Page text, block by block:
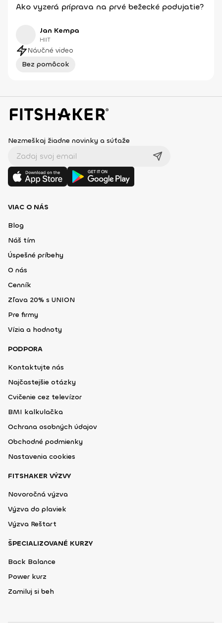
Ako vyzerá príprava na prvé bežecké podujatie?
Jan Kempa
HIIT
Náučné video
Bez pomôcok
Nezmeškaj žiadne novinky a súťaže
VIAC O NÁS
Blog
Náš tím
Úspešné príbehy
O nás
Cenník
Zľava 20% s UNION
Pre firmy
Vízia a hodnoty
PODPORA
Kontaktujte nás
Najčastejšie otázky
Cvičenie cez televízor
BMI kalkulačka
Ochrana osobných údajov
Obchodné podmienky
Nastavenia cookies
FITSHAKER VÝZVY
Novoročná výzva
Výzva do plaviek
Výzva Reštart
ŠPECIALIZOVANÉ KURZY
Back Balance
Power kurz
Zamiluj si beh